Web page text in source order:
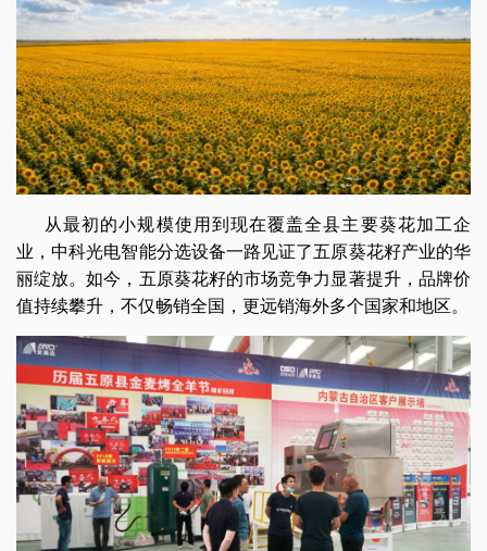
从最初的小规模使用到现在覆盖全县主要葵花加工企
业，中科光电智能分选设备一路见证了五原葵花籽产业的华
丽绽放。如今，五原葵花籽的市场竞争力显著提升，品牌价
值持续攀升，不仅畅销全国，更远销海外多个国家和地区。